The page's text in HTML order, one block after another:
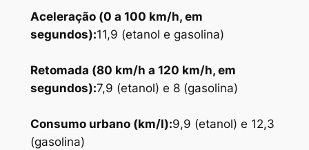
Aceleração(0 a 100 km/h, em
segundos):11,9 (etanol e gasolina)
Retomada (80 km/h a 120 km/h, em
segundos):7,9 (etanol) e 8 (gasolina)
Consumo urbano (km/l):9,9 (etanol) e 12,3
(gasolina)